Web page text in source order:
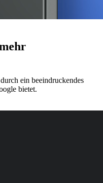
ein beeindruckendes
bietet.